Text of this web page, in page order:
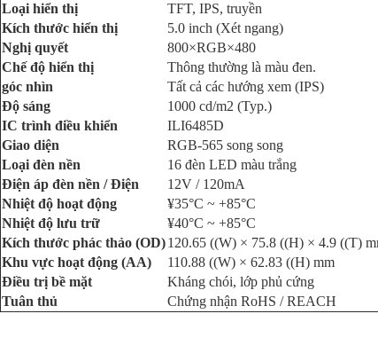
Loại hiển thị
TFT, IPS, truyền
Kích thước hiển thị
5.0 inch (Xét ngang)
Nghị quyết
800×RGB×480
Chế độ hiển thị
Thông thường là màu đen.
góc nhìn
Tất cả các hướng xem (IPS)
Độ sáng
1000 cd/m2 (Typ.)
IC trình điều khiển
ILI6485D
Giao diện
RGB-565 song song
Loại đèn nền
16 đèn LED màu trắng
Điện áp đèn nền / Điện
12V / 120mA
Nhiệt độ hoạt động
¥35°C ~ +85°C
Nhiệt độ lưu trữ
¥40°C ~ +85°C
Kích thước phác thảo (OD)120.65 ((W) × 75.8 ((H) × 4.9 ((T)
Khu vực hoạt động (AA)
110.88 ((W) × 62.83 ((H) mm
Điều trị bề mặt
Kháng chói, lớp phủ cứng
Tuân thủ
Chứng nhận RoHS / REACH